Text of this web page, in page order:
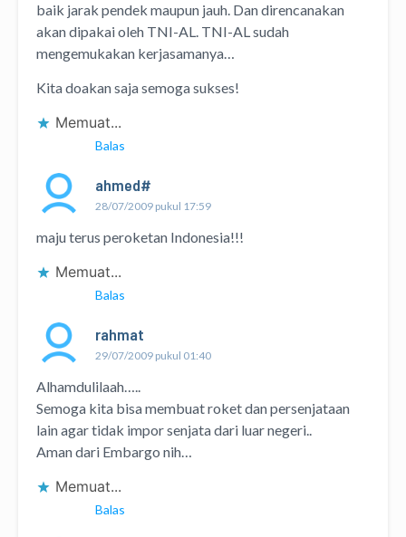
baik jarak pendek maupun jauh. Dan direncanakan
akan dipakai oleh TNI-AL. TNI-AL sudah
mengemukakan kerjasamanya…
Kita doakan saja semoga sukses!
Memuat...
Balas
ahmed#
28/07/2009 pukul 17:59
maju terus peroketan Indonesia!!!
Memuat...
Balas
rahmat
29/07/2009 pukul 01:40
Alhamdulilaah…..
Semoga kita bisa membuat roket dan persenjataan
lain agar tidak impor senjata dari luar negeri..
Aman dari Embargo nih…
Memuat...
Balas